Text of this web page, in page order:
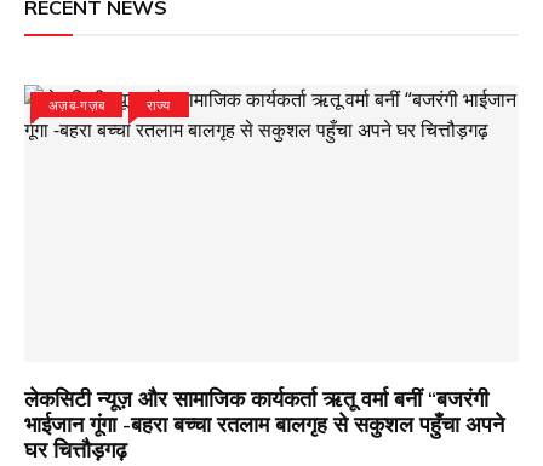
RECENT NEWS
अज़ब-गज़ब राज्य
लेकसिटी न्यूज़ और सामाजिक कार्यकर्ता ऋतू वर्मा बनीं “बजरंगी
भाईजान गूंगा -बहरा बच्चा रतलाम बालगृह से सकुशल पहुँचा अपने
घर चित्तौड़गढ़